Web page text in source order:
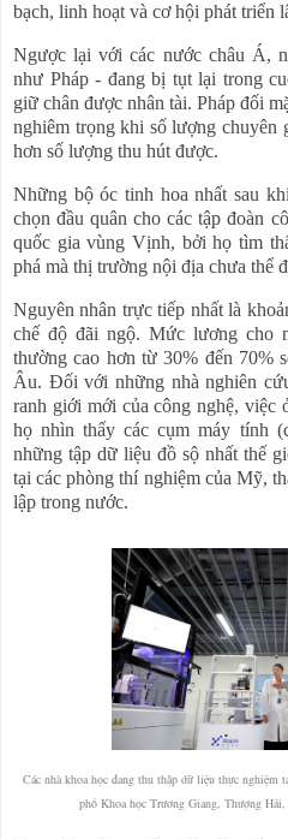
bạch, linh hoạt và cơ hội phát triển
Ngược lại với các nước châu Á,
như Pháp - đang bị tụt lại trong
giữ chân được nhân tài. Pháp đối
nghiêm trọng khi số lượng
hơn số lượng thu hút được.
Những bộ óc tinh hoa nhất sau
chọn đầu quân cho các tập đoàn
quốc gia vùng Vịnh, bởi họ tìm
phá mà thị trường nội địa chưa thể
Nguyên nhân trực tiếp nhất là
chế độ đãi ngộ. Mức lương
thường cao hơn từ 30% đến 70%
Âu. Đối với những nhà nghiên
ranh giới mới của công nghệ, việc
họ nhìn thấy các cụm máy tính
những tập dữ liệu đồ sộ nhất thế
tại các phòng thí nghiệm của Mỹ,
lập trong nước.
Các nhà khoa học đang thu thập dữ liệu thực
phố Khoa học Trương Giang, Thượng